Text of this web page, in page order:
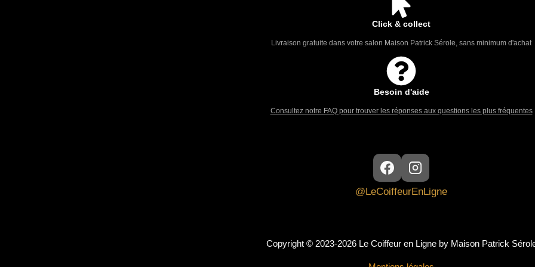
Click & collect
Livraison gratuite dans votre salon Maison Patrick Sérole, sans minimum d'achat
Besoin d'aide
Consultez notre FAQ pour trouver les réponses aux questions les plus fréquentes
@LeCoiffeurEnLigne
Copyright © 2023-2026 Le Coiffeur en Ligne by Maison Patrick